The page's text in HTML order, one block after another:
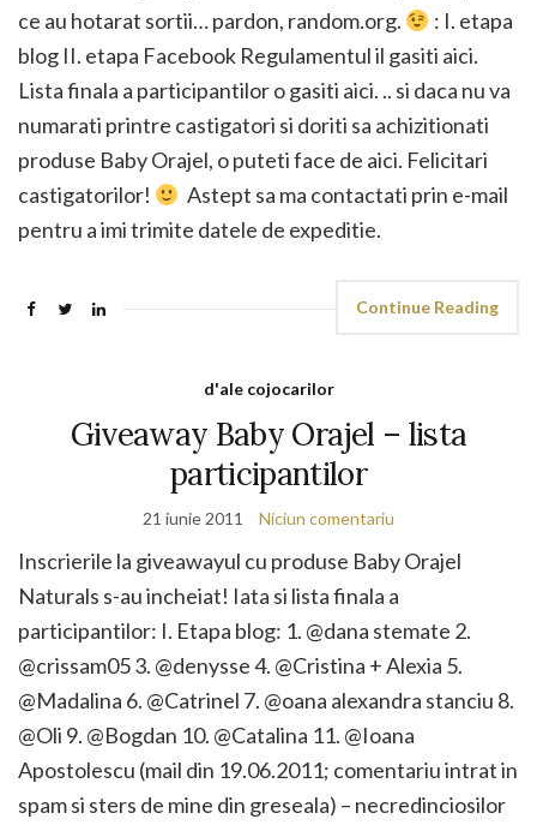
ce au hotarat sortii… pardon, random.org.
: I. etapa
blog II. etapa Facebook Regulamentul il gasiti aici.
Lista finala a participantilor o gasiti aici. .. si daca nu va
numarati printre castigatori si doriti sa achizitionati
produse Baby Orajel, o puteti face de aici. Felicitari
castigatorilor!
Astept sa ma contactati prin e-mail
pentru a imi trimite datele de expeditie.
Continue Reading
d'ale cojocarilor
Giveaway Baby Orajel – lista
participantilor
21 iunie 2011 Niciun comentariu
Inscrierile la giveawayul cu produse Baby Orajel
Naturals s-au incheiat! Iata si lista finala a
participantilor: I. Etapa blog: 1. @dana stemate 2.
@crissam05 3. @denysse 4. @Cristina + Alexia 5.
@Madalina 6. @Catrinel 7. @oana alexandra stanciu 8.
@Oli 9. @Bogdan 10. @Catalina 11. @Ioana
Apostolescu (mail din 19.06.2011; comentariu intrat in
spam si sters de mine din greseala) – necredinciosilor